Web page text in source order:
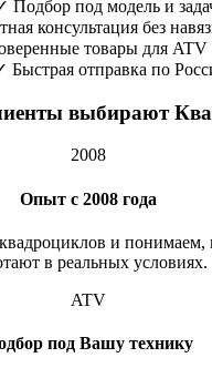
Подбор под модель и
консультация без
товары для
Быстрая отправка по
выбирают
2008
Опыт с 2008 года
и понимаем,
в реальных условиях.
ATV
под Вашу технику